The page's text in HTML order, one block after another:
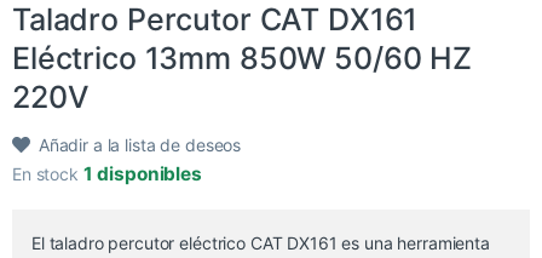
Taladro Percutor CAT DX161
Eléctrico 13mm 850W 50/60 HZ
220V
Añadir a la lista de deseos
En stock 1 disponibles
El taladro percutor eléctrico CAT DX161 es una herramienta